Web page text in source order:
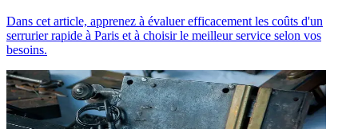
Dans cet article, apprenez à évaluer efficacement les coûts d'un
serrurier rapide à Paris et à choisir le meilleur service selon vos
besoins.